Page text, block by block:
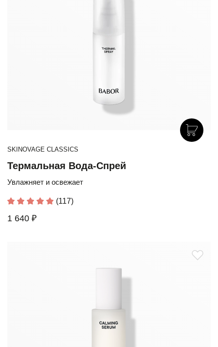
SKINOVAGE CLASSICS
Термальная Вода-Спрей
Увлажняет и освежает
(117)
1 640 ₽